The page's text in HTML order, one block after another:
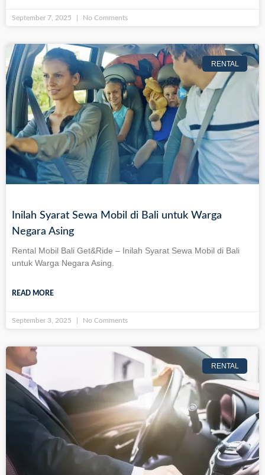
September 7, 2025 No Comments
RENTAL
Inilah Syarat Sewa Mobil di Bali untuk Warga
Negara Asing
Rental Mobil Bali Get&Ride – Inilah Syarat Sewa Mobil di Bali
untuk Warga Negara Asing.
READ MORE
September 3, 2025 No Comments
RENTAL